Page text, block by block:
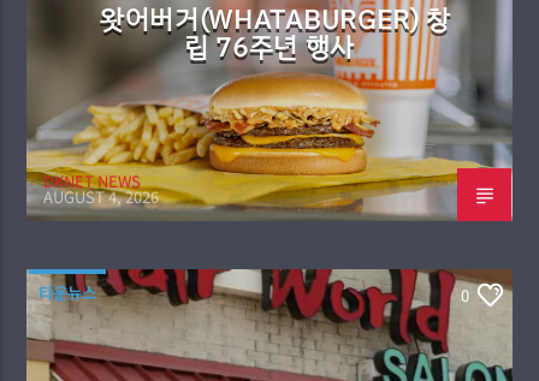
왓어버거(WHATABURGER) 창
립 76주년 행사
DKNET NEWS
AUGUST 4, 2026
타운뉴스 0